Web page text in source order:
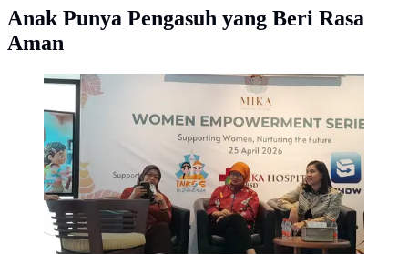
Anak Punya Pengasuh yang Beri Rasa
Aman
Asdep Koordinasi Pelaksanaan Kebijakan Pemenuhan
Hak Anak Wilayah II Kementerian Pemberdayaan
Perempuan dan Perlindungan Anak Eko Novi Ariyanti
(kiri) dan dokter spesialis anak Dewi Kartika (kanan)
saat launching Mika Daycare and Preschool BSD.